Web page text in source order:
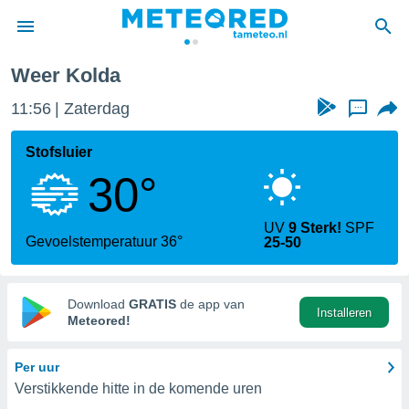
door
verstrekte
hoge
hebt de
voor
op basis
Weer Kolda
11:56 Zaterdag ...
Stofsluier
30°
Gevoelstemperatuur 36°
UV9 Sterk! SPF
25-50
Download GRATIS de app van
Meteored!
Installeren
Per uur
Verstikkende hitte in de komende uren